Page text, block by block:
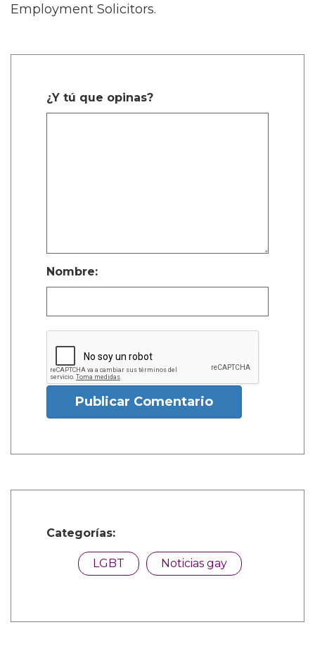
Employment Solicitors.
¿Y tú que opinas?
Nombre:
Publicar Comentario
Categorías:
LGBT Noticias gay